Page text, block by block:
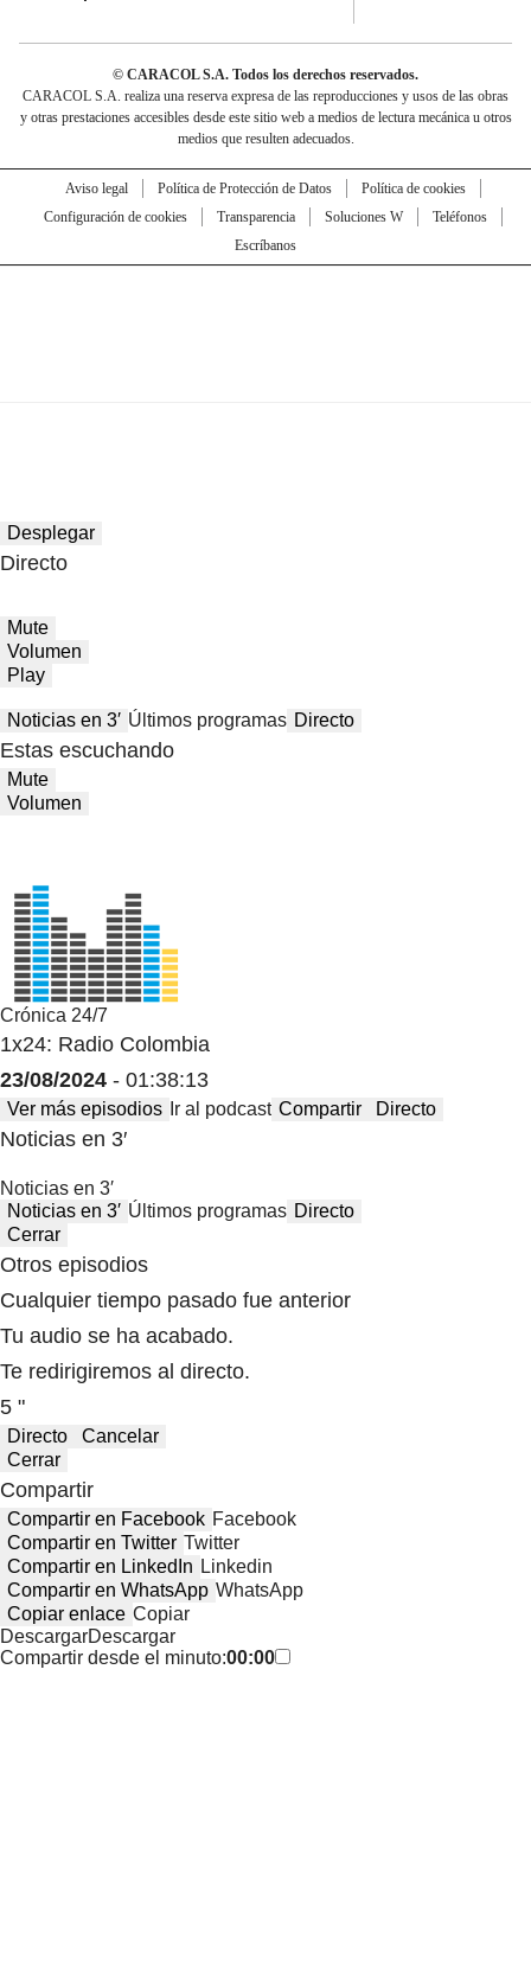
© CARACOL S.A. Todos los derechos reservados.
CARACOL S.A. realiza una reserva expresa de las reproducciones y usos de las obras
y otras prestaciones accesibles desde este sitio web a medios de lectura mecánica u otros
medios que resulten adecuados.
Aviso legal Política de Protección de Datos
Política de cookies
Configuración de cookies
Transparencia Soluciones W
Teléfonos
Escríbanos
Desplegar
Directo
Mute
Volumen
Play
Noticias en 3′ Últimos programas Directo
Estas escuchando
Mute
Volumen
Crónica 24/7
1x24: Radio Colombia
23/08/2024 - 01:38:13
Ver más episodios Ir al podcast Compartir Directo
Noticias en 3′
Noticias en 3′
Noticias en 3′ Últimos programas Directo
Cerrar
Otros episodios
Cualquier tiempo pasado fue anterior
Tu audio se ha acabado.
Te redirigiremos al directo.
5 "
Directo
Cancelar
Cerrar
Compartir
Compartir en Facebook Facebook
Compartir en Twitter Twitter
Compartir en LinkedIn Linkedin
Compartir en WhatsApp WhatsApp
Copiar enlace Copiar
DescargarDescargar
Compartir desde el minuto:00:00